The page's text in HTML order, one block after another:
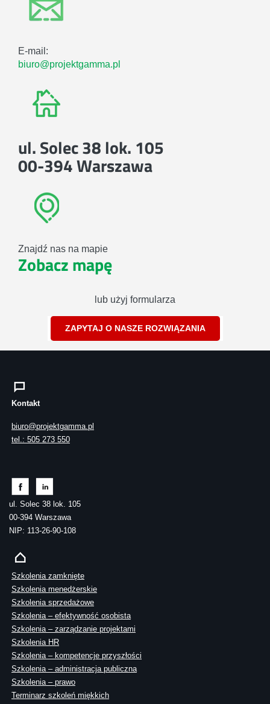
E-mail:
biuro@projektgamma.pl
ul. Solec 38 lok. 105
00-394 Warszawa
Znajdź nas na mapie
Zobacz mapę
lub użyj formularza
ZAPYTAJ O NASZE ROZWIĄZANIA
Kontakt
biuro@projektgamma.pl
tel.: 505 273 550
ul. Solec 38 lok. 105
00-394 Warszawa
NIP: 113-26-90-108
Szkolenia zamknięte
Szkolenia menedżerskie
Szkolenia sprzedażowe
Szkolenia – efektywność osobista
Szkolenia – zarządzanie projektami
Szkolenia HR
Szkolenia – kompetencje przyszłości
Szkolenia – administracja publiczna
Szkolenia – prawo
Terminarz szkoleń miękkich